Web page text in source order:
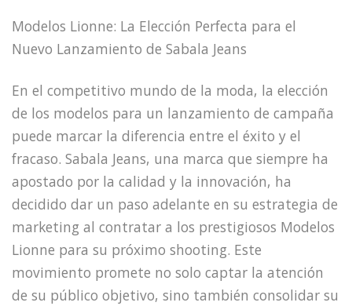
Modelos Lionne: La Elección Perfecta para el
Nuevo Lanzamiento de Sabala Jeans
En el competitivo mundo de la moda, la elección
de los modelos para un lanzamiento de campaña
puede marcar la diferencia entre el éxito y el
fracaso. Sabala Jeans, una marca que siempre ha
apostado por la calidad y la innovación, ha
decidido dar un paso adelante en su estrategia de
marketing al contratar a los prestigiosos Modelos
Lionne para su próximo shooting. Este
movimiento promete no solo captar la atención
de su público objetivo, sino también consolidar su